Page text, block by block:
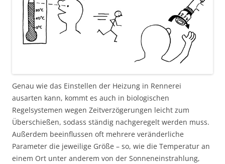
Genau wie das Einstellen der Heizung in Rennerei
ausarten kann, kommt es auch in biologischen
Regelsystemen wegen Zeitverzögerungen leicht zum
Überschießen, sodass ständig nachgeregelt werden muss.
Außerdem beeinflussen oft mehrere veränderliche
Parameter die jeweilige Größe – so, wie die Temperatur an
einem Ort unter anderem von der Sonneneinstrahlung,